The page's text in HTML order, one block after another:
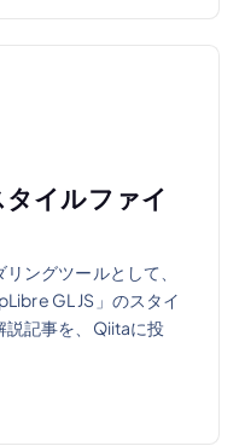
イルファイ
ングツールとして、
GL JS」のスタイ
説記事を、Qiitaに投